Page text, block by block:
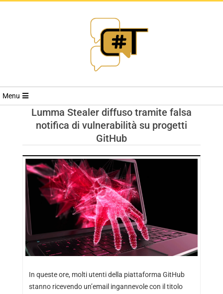
RIVISTA
TRENDS
Menu
Lumma Stealer diffuso tramite falsa
notifica di vulnerabilità su progetti
GitHub
In queste ore, molti utenti della piattaforma GitHub
stanno ricevendo un’email ingannevole con il titolo